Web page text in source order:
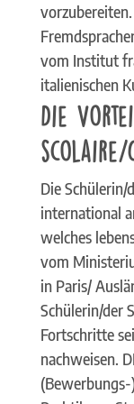
vom Institut
italienischen
Die
scolaire/
Die
international
welches
vom
in Paris/
Schülerin/der
Fortschritte
nachweisen.